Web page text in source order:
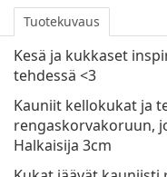
Tuotekuvaus
Kesä ja kukkaset
tehdessä <3
Kauniit kellokukat ja
rengaskorvakoruun,
Halkaisija 3cm